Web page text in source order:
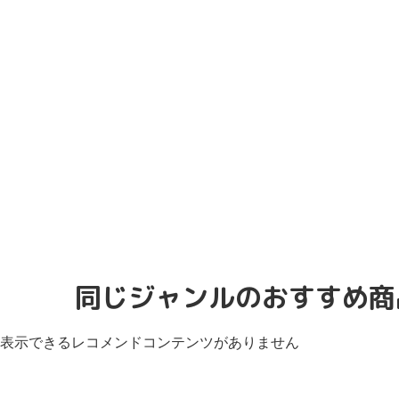
同じジャンルのおすすめ
表示できるレコメンドコンテンツがありません